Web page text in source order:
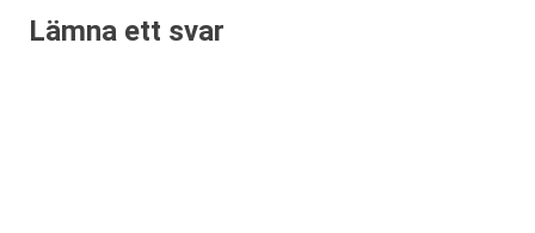
Lämna ett svar